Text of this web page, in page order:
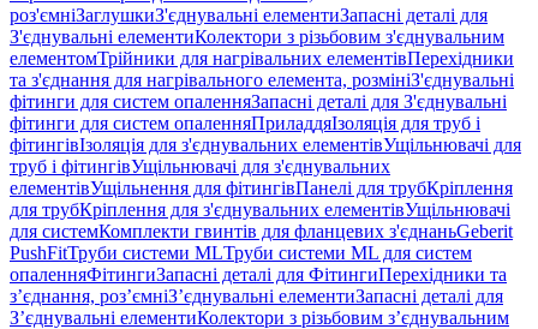
роз'ємніЗаглушкиЗ'єднувальні елементиЗапасні деталі для
З'єднувальні елементиКолектори з різьбовим з'єднувальним
елементомТрійники для нагрівальних елементівПерехідники
та з'єднання для нагрівального елемента, розмініЗ'єднувальні
фітинги для систем опаленняЗапасні деталі для З'єднувальні
фітинги для систем опаленняПриладдяІзоляція для труб і
фітингівІзоляція для з'єднувальних елементівУщільнювачі для
труб і фітингівУщільнювачі для з'єднувальних
елементівУщільнення для фітингівПанелі для трубКріплення
для трубКріплення для з'єднувальних елементівУщільнювачі
для системКомплекти гвинтів для фланцевих з'єднаньGeberit
PushFitТруби системи MLТруби системи ML для систем
опаленняФітингиЗапасні деталі для ФітингиПерехідники та
з’єднання, роз’ємніЗ’єднувальні елементиЗапасні деталі для
З’єднувальні елементиКолектори з різьбовим з’єднувальним